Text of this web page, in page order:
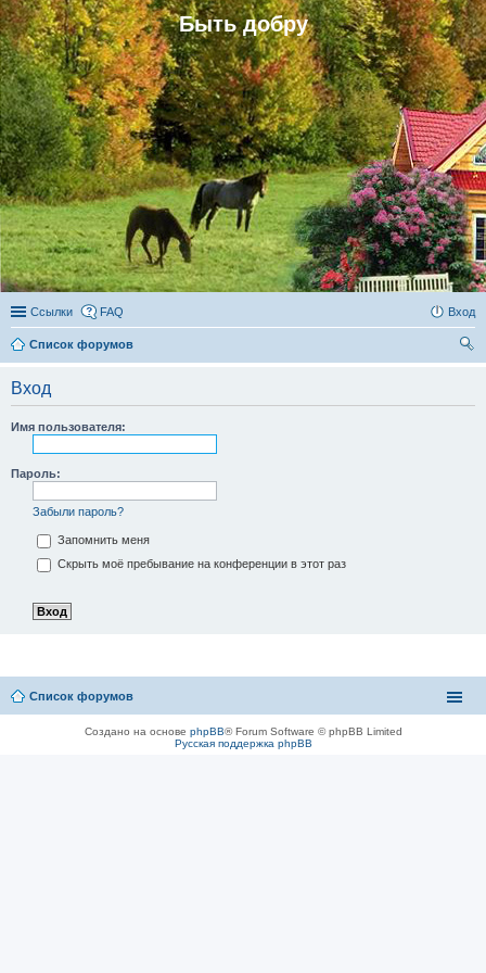
Быть добру
Ссылки FAQ Вход
Список форумов
Вход
Имя пользователя:
Пароль:
Забыли пароль?
Запомнить меня
Скрыть моё пребывание на конференции в этот раз
Список форумов
Создано на основе phpBB® Forum Software © phpBB Limited
Русская поддержка phpBB